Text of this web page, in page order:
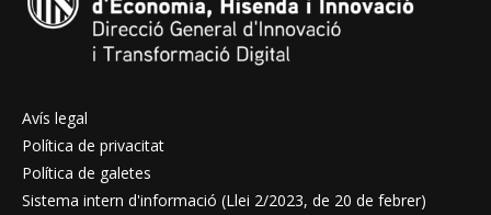
Avís legal
Política de privacitat
Política de galetes
Sistema intern d'informació (Llei 2/2023, de 20 de febrer)